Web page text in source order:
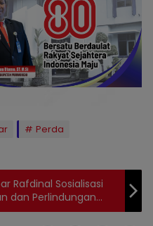
Perda
Rafdinal Sosialisasi
dan Perlindungan
Kecil